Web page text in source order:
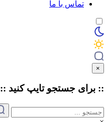
تماس با ما
×
:: برای جستجو تایپکنید ::